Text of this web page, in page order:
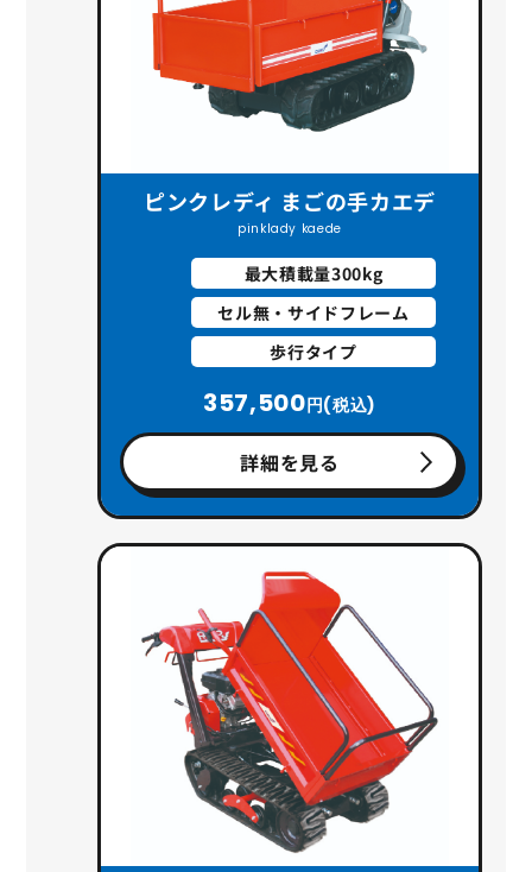
ピンクレディ まごの手カエデ
pinklady kaede
最大積載量300kg
セル無・サイドフレーム
歩行タイプ
357,500円(税込)
詳細を見る